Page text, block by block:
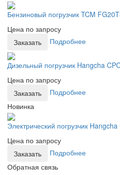
Бензиновый погрузчик TCM
Цена по запросу
Заказать
Подробнее
Дизельный погрузчик Hangcha
Цена по запросу
Заказать
Подробнее
Новинка
Электрический погрузчик
Цена по запросу
Заказать
Подробнее
Обратная связь